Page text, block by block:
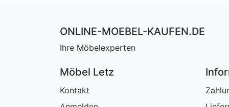
ONLINE-MOEBEL-KAUFEN.DE
Ihre Möbelexperten
Möbel Letz
Kontakt